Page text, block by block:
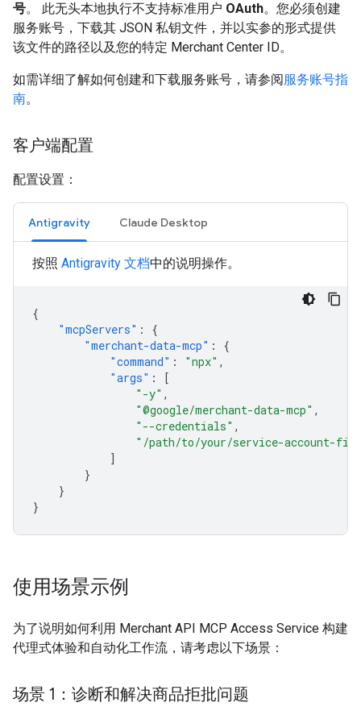
号。 此无头本地执行不支持标准用户 OAuth。您必须创建
服务账号，下载其 JSON 私钥文件，并以实参的形式提供
该文件的路径以及您的特定 Merchant Center ID。
如需详细了解如何创建和下载服务账号，请参阅服务账号指
南。
客户端配置
配置设置：
Antigravity Claude Desktop
按照 Antigravity 文档中的说明操作。
{
"mcpServers" :
{
"merchant-data-mcp" :
{
"command" : "npx" ,
"args" :
[
"-y" ,
"@google/merchant-data-mcp" ,
"--credentials" ,
"/path/to/your/service-account-
]
}
}
}
使用场景示例
为了说明如何利用 Merchant API MCP Access Service 构建
代理式体验和自动化工作流，请考虑以下场景：
场景 1：诊断和解决商品拒批问题